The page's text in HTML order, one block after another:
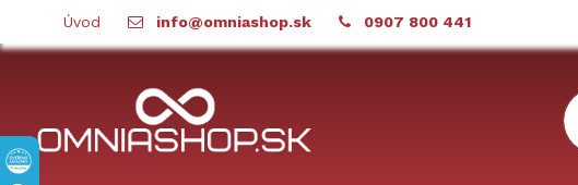
Úvod info@omniashop.sk 0907 800 441